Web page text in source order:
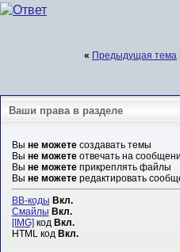
« Предыдущая тема
Ваши права в разделе
Вы не можетесоздавать темы
Вы не можетеотвечать на
Вы не можетеприкреплять файлы
Вы не можетередактировать
BB-коды Вкл.
Смайлы Вкл.
[IMG] код Вкл.
HTML код Вкл.